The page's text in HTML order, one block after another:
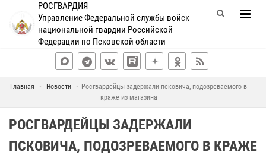
РОСГВАРДИЯ
Управление Федеральной службы войск
национальной гвардии Российской
Федерации по Псковской области
Главная Новости
Росгвардейцы задержали псковича, подозреваемого в
краже из магазина
РОСГВАРДЕЙЦЫ ЗАДЕРЖАЛИ
ПСКОВИЧА, ПОДОЗРЕВАЕМОГО В КРАЖЕ